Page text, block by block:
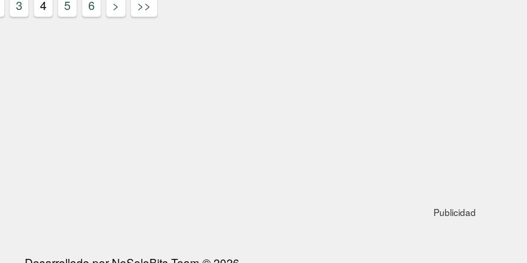
3 4 5 6 > >>
Publicidad